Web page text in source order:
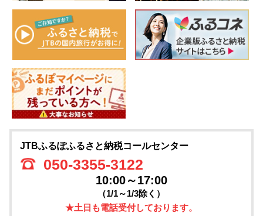
JTBふるぽふるさと納税コールセンター
050-3355-3122
10:00～17:00
（1/1～1/3除く）
★土日も電話受付しております。